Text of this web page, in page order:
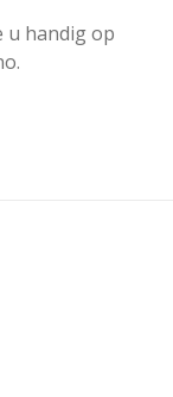
u handig op